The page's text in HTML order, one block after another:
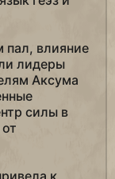
пал, влияние
лидеры
Аксума
силы в